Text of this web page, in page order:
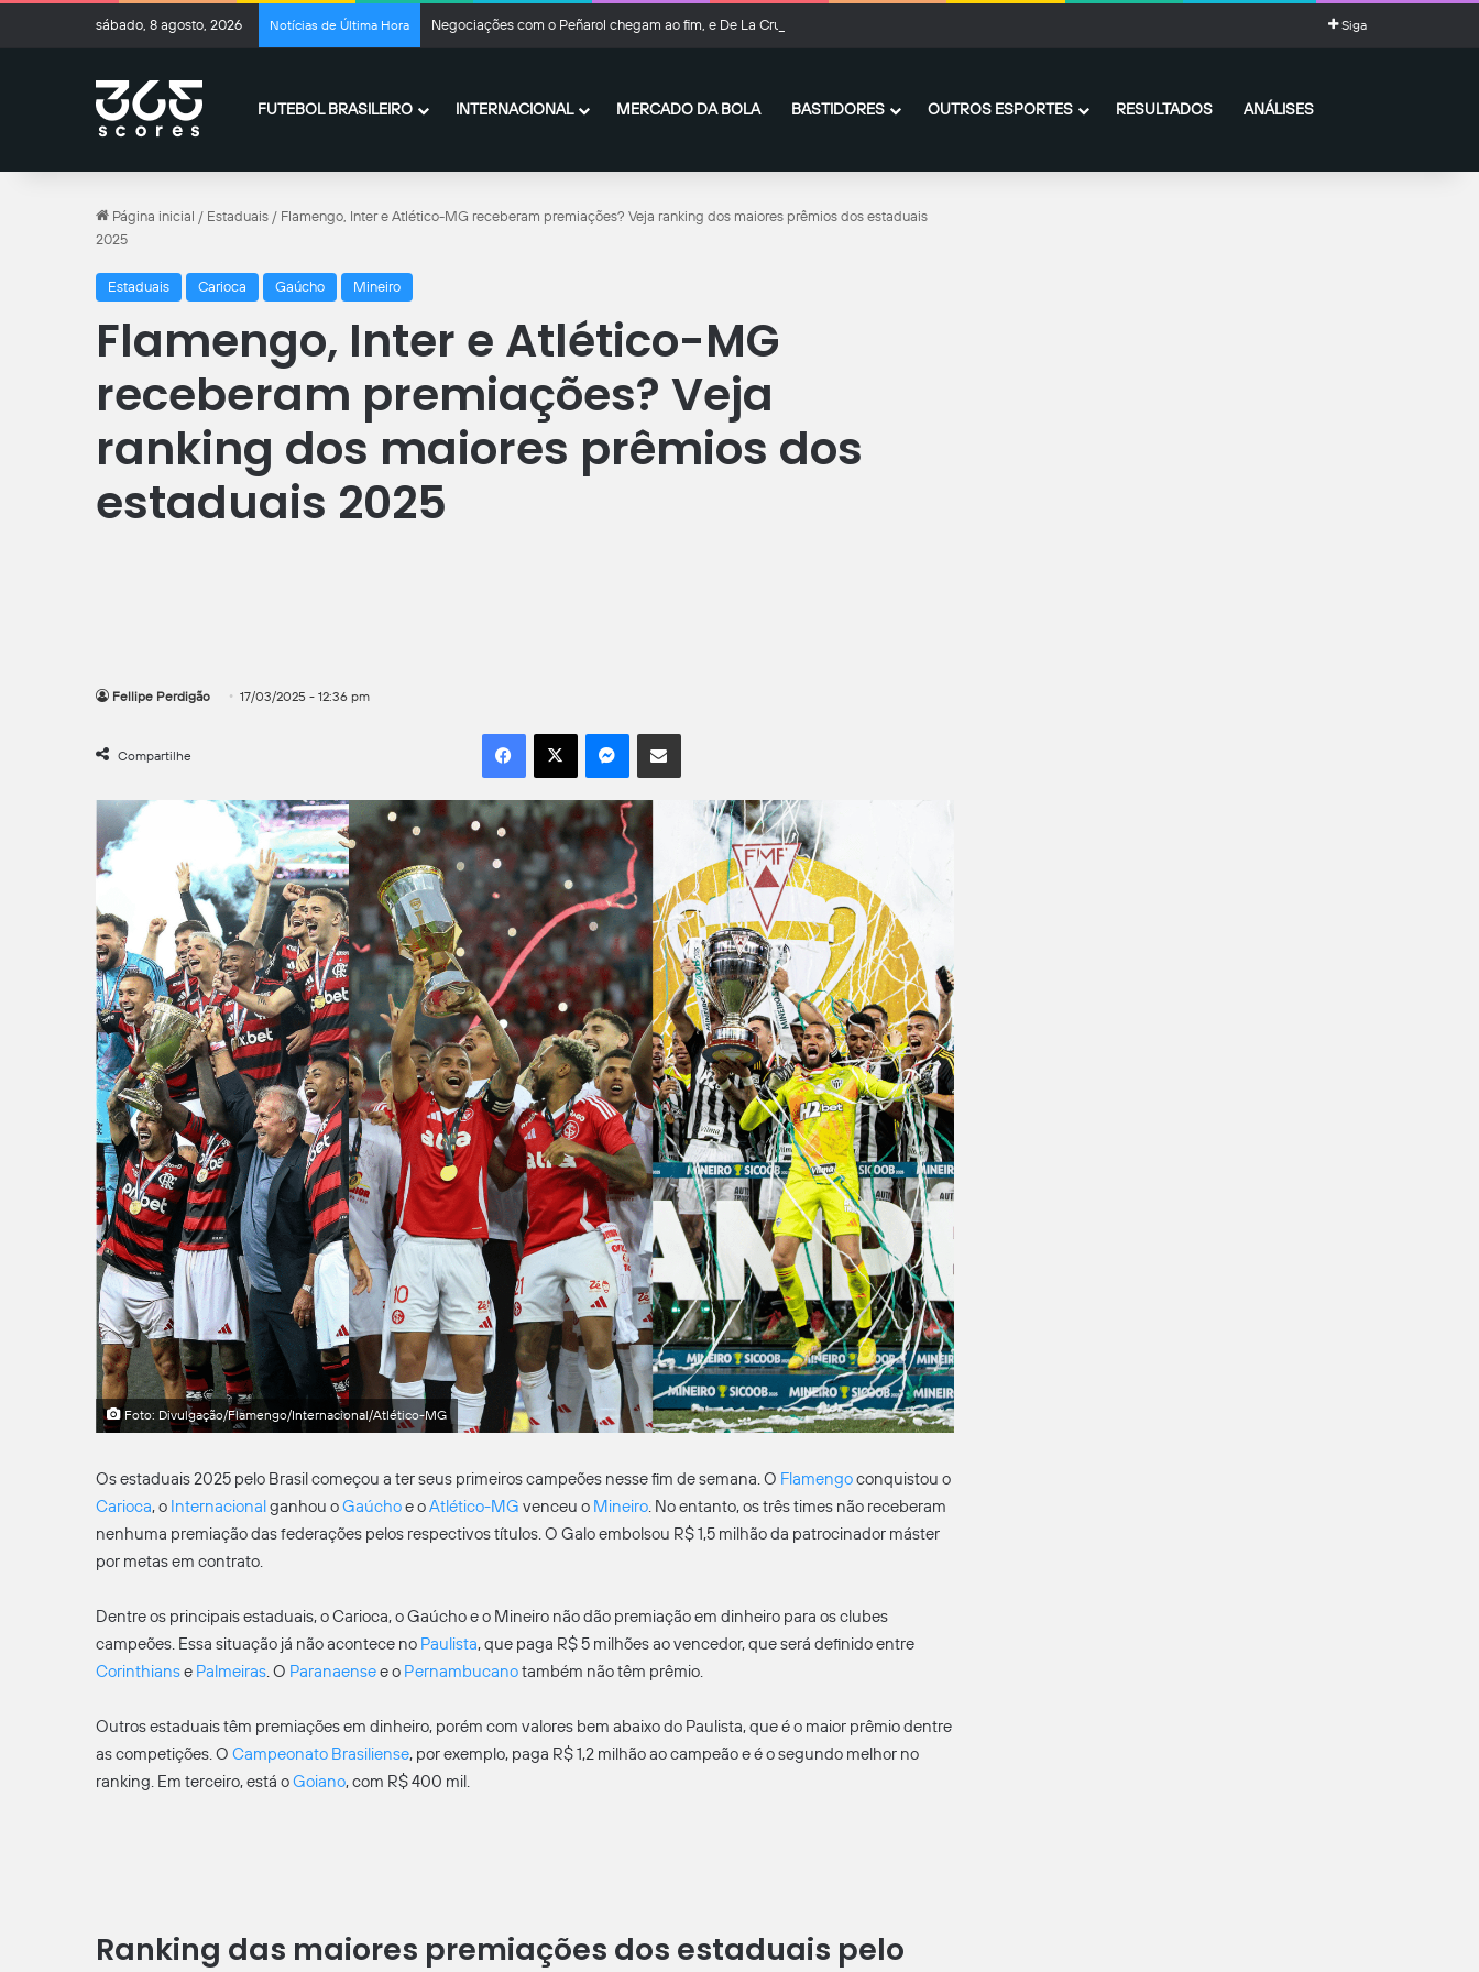
sábado, 8 agosto, 2026 Notícias de Última Hora Negociações com o Peñarol chegam ao fim, e De La Cruz fica no Flamengo Siga
FUTEBOL BRASILEIRO INTERNACIONAL MERCADO DA BOLA BASTIDORES OUTROS ESPORTES RESULTADOS ANÁLISES
Página inicial / Estaduais / Flamengo, Inter e Atlético-MG receberam premiações? Veja ranking dos maiores prêmios dos estaduais
2025
Estaduais Carioca Gaúcho Mineiro
Flamengo, Inter e Atlético-MG
receberam premiações? Veja
ranking dos maiores prêmios dos
estaduais 2025
Fellipe Perdigão 17/03/2025 - 12:36 pm
Compartilhe
Facebook
X MessengerCompartilhar por e-mail
Foto: Divulgação/Flamengo/Internacional/Atlético-MG
Os estaduais 2025 pelo Brasil começou a ter seus primeiros campeões nesse fim de semana. O Flamengoconquistou o
Carioca, o Internacionalganhou oGaúchoe oAtlético-MG venceu o Mineiro. No entanto, os três times não receberam
nenhuma premiação das federações pelos respectivos títulos. O Galo embolsou R$ 1,5 milhão da patrocinador máster
por metas em contrato.
Dentre os principais estaduais, o Carioca, o Gaúcho e o Mineiro não dão premiação em dinheiro para os clubes
campeões. Essa situação já não acontece no Paulista, que paga R$ 5 milhões ao vencedor, que será definido entre
Corinthianse Palmeiras. O Paranaensee o Pernambucanotambém não têm prêmio.
Outros estaduais têm premiações em dinheiro, porém com valores bem abaixo do Paulista, que é o maior prêmio dentre
as competições. O Campeonato Brasiliense, por exemplo, paga R$ 1,2 milhão ao campeão e é o segundo melhor no
ranking. Em terceiro, está oGoiano, com R$ 400 mil.
Ranking das maiores premiações dos estaduais pelo